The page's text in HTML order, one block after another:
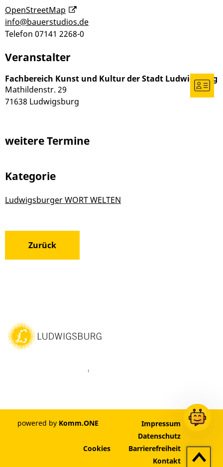
OpenStreetMap
info@bauerstudios.de
Telefon 07141 2268-0
Veranstalter
Fachbereich Kunst und Kultur der Stadt Ludwigsburg
Mathildenstr. 29
71638 Ludwigsburg
weitere Termine
Kategorie
Ludwigsburger WORT WELTEN
Zurück
LinkedIn
powered by Komm.ONE
Impressum
Datenschutz
Cookies
Barrierefreiheit
Kontakt
Zum